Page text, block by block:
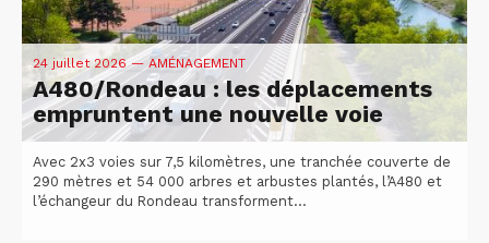
24 juillet 2026— AMÉNAGEMENT
A480/Rondeau : les déplacements
empruntent une nouvelle voie
Avec 2x3 voies sur 7,5 kilomètres, une tranchée couverte de
290 mètres et 54 000 arbres et arbustes plantés, l’A480 et
l’échangeur du Rondeau transforment...